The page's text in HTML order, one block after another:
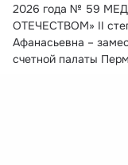
2026 года № 59
ОТЕЧЕСТВОМ» II
Афанасьевна –
счетной палаты